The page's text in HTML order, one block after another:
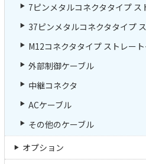
7ピンメタルコネクタタイプ ス
37ピンメタルコネクタタイプ
M12コネクタタイプ ストレー
外部制御ケーブル
中継コネクタ
ACケーブル
その他のケーブル
オプション